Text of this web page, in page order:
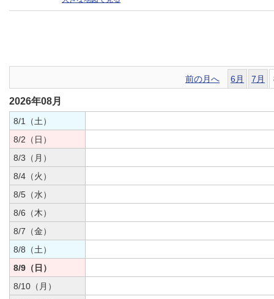
前の月へ 6月 7月
2026年08月
8/1（土）
8/2（日）
8/3（月）
8/4（火）
8/5（水）
8/6（木）
8/7（金）
8/8（土）
8/9（日）
8/10（月）